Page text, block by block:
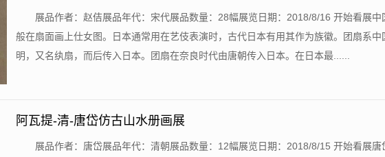
展品作者：赵佶展品年代：宋代展品数量：28幅展览日期：2018/8/16 开始看展中
般在扇面画上仕女图。日本通常用在艺伎表演时，古代日本有用其作为族徽。团扇系中
明，又名纨扇，而后传入日本。团扇在奈良时代由唐朝传入日本。在日本最......
阿瓦提-清-唐岱仿古山水册画展
展品作者：唐岱展品年代：清朝展品数量：12幅展览日期：2018/8/15 开始看展唐